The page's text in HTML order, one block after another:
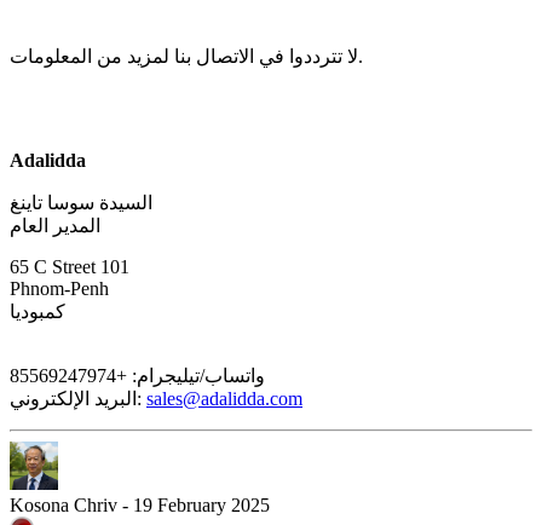
لا تترددوا في الاتصال بنا لمزيد من المعلومات.
Adalidda
السيدة سوسا تاينغ
المدير العام
65 C Street 101
Phnom-Penh
كمبوديا
واتساب/تيليجرام: +85569247974
البريد الإلكتروني: sales@adalidda.com
Kosona Chriv - 19 February 2025